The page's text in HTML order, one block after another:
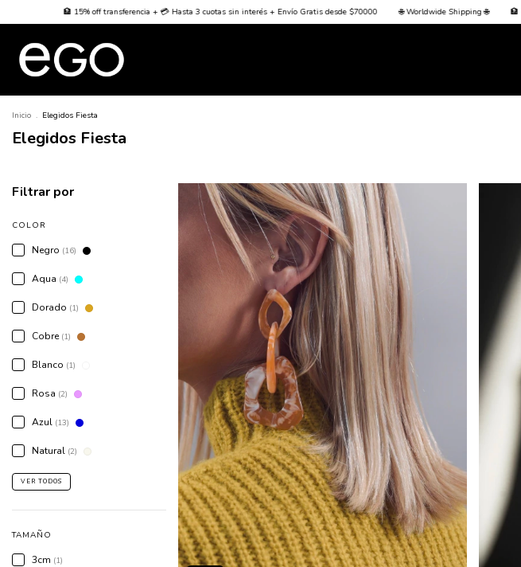
+ 💳 Hasta 3 cuotas sin interés + Envío Gratis desde $70000 🌐 Worldwide Shipping 🌐 🏦 15% off transferencia + 💳 Hasta 3
Inicio . Elegidos Fiesta
Elegidos Fiesta
Filtrar por
COLOR
Negro (16)
Aqua (4)
Dorado (1)
Cobre (1)
Blanco (1)
Rosa (2)
Azul (13)
Natural (2)
VER TODOS
TAMAÑO
3cm (1)